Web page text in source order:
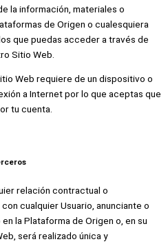
la información, materiales o
de Origen o cualesquiera
que puedas acceder a través de
Sitio Web.
Web requiere de un dispositivo o
a Internet por lo que aceptas que
tu cuenta.
relación contractual o
cualquier Usuario, anunciante o
la Plataforma de Origen o, en su
será realizado única y